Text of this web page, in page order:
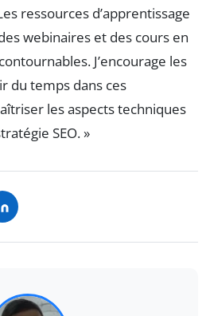
ressources d’apprentissage
webinaires et des cours en
J’encourage les
du temps dans ces
les aspects techniques
SEO. »